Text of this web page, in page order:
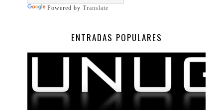
Powered by Translate
ENTRADAS POPULARES